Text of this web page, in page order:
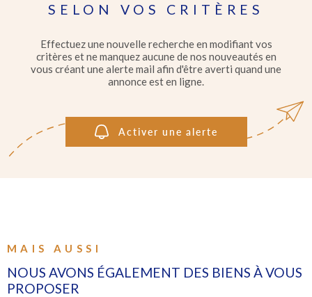
GÉRER
SELON VOS CRITÈRES
Effectuez une nouvelle recherche en modifiant vos
critères et ne manquez aucune de nos nouveautés en
vous créant une alerte mail afin d'être averti quand une
annonce est en ligne.
Activer une alerte
MAIS AUSSI
NOUS AVONS ÉGALEMENT DES BIENS À VOUS
PROPOSER
PIÈCES
RÉFÉRENCE
CRITÈRES SUPPLÉMENTAIRES
Piscine
Parking